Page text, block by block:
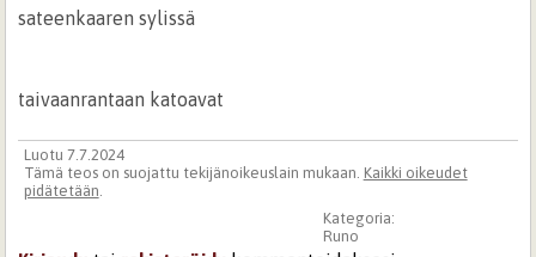
sateenkaaren sylissä
taivaanrantaan katoavat
Luotu 7.7.2024
Tämä teos on suojattu tekijänoikeuslain mukaan. Kaikki oikeudet
pidätetään
Kategoria:
Runo